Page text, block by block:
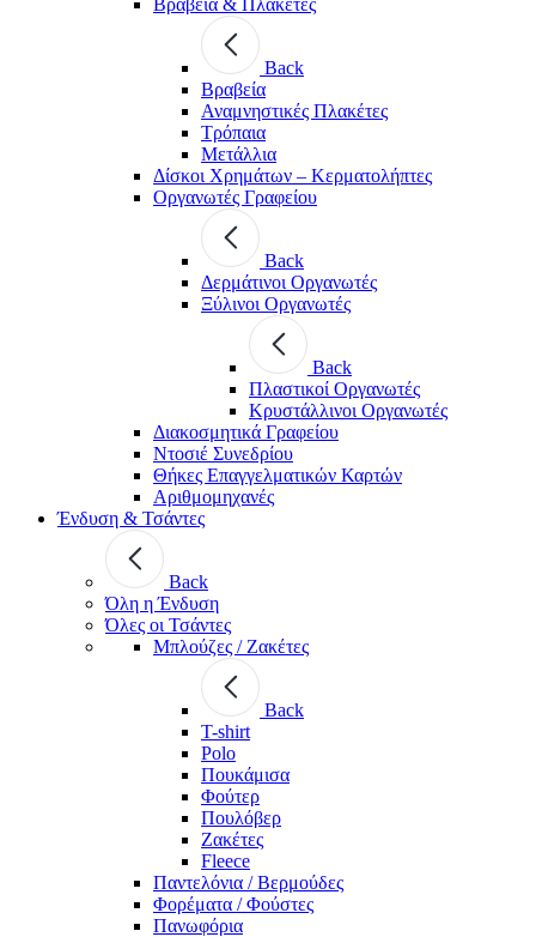
Back
Βραβεία
Αναμνηστικές Πλακέτες
Τρόπαια
Μετάλλια
Δίσκοι Χρημάτων – Κερματολήπτες
Οργανωτές Γραφείου
Back
Δερμάτινοι Οργανωτές
Ξύλινοι Οργανωτές
Back
Πλαστικοί Οργανωτές
Κρυστάλλινοι Οργανωτές
Διακοσμητικά Γραφείου
Ντοσιέ Συνεδρίου
Θήκες Επαγγελματικών Καρτών
Αριθμομηχανές
Ένδυση & Τσάντες
Back
Όλη η Ένδυση
Όλες οι Τσάντες
Μπλούζες / Ζακέτες
Back
T-shirt
Polo
Πουκάμισα
Φούτερ
Πουλόβερ
Ζακέτες
Fleece
Παντελόνια / Βερμούδες
Φορέματα / Φούστες
Πανωφόρια